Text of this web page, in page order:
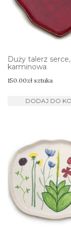
Duży talerz
karminowa
150.00zł sztuka
DODAJ DO